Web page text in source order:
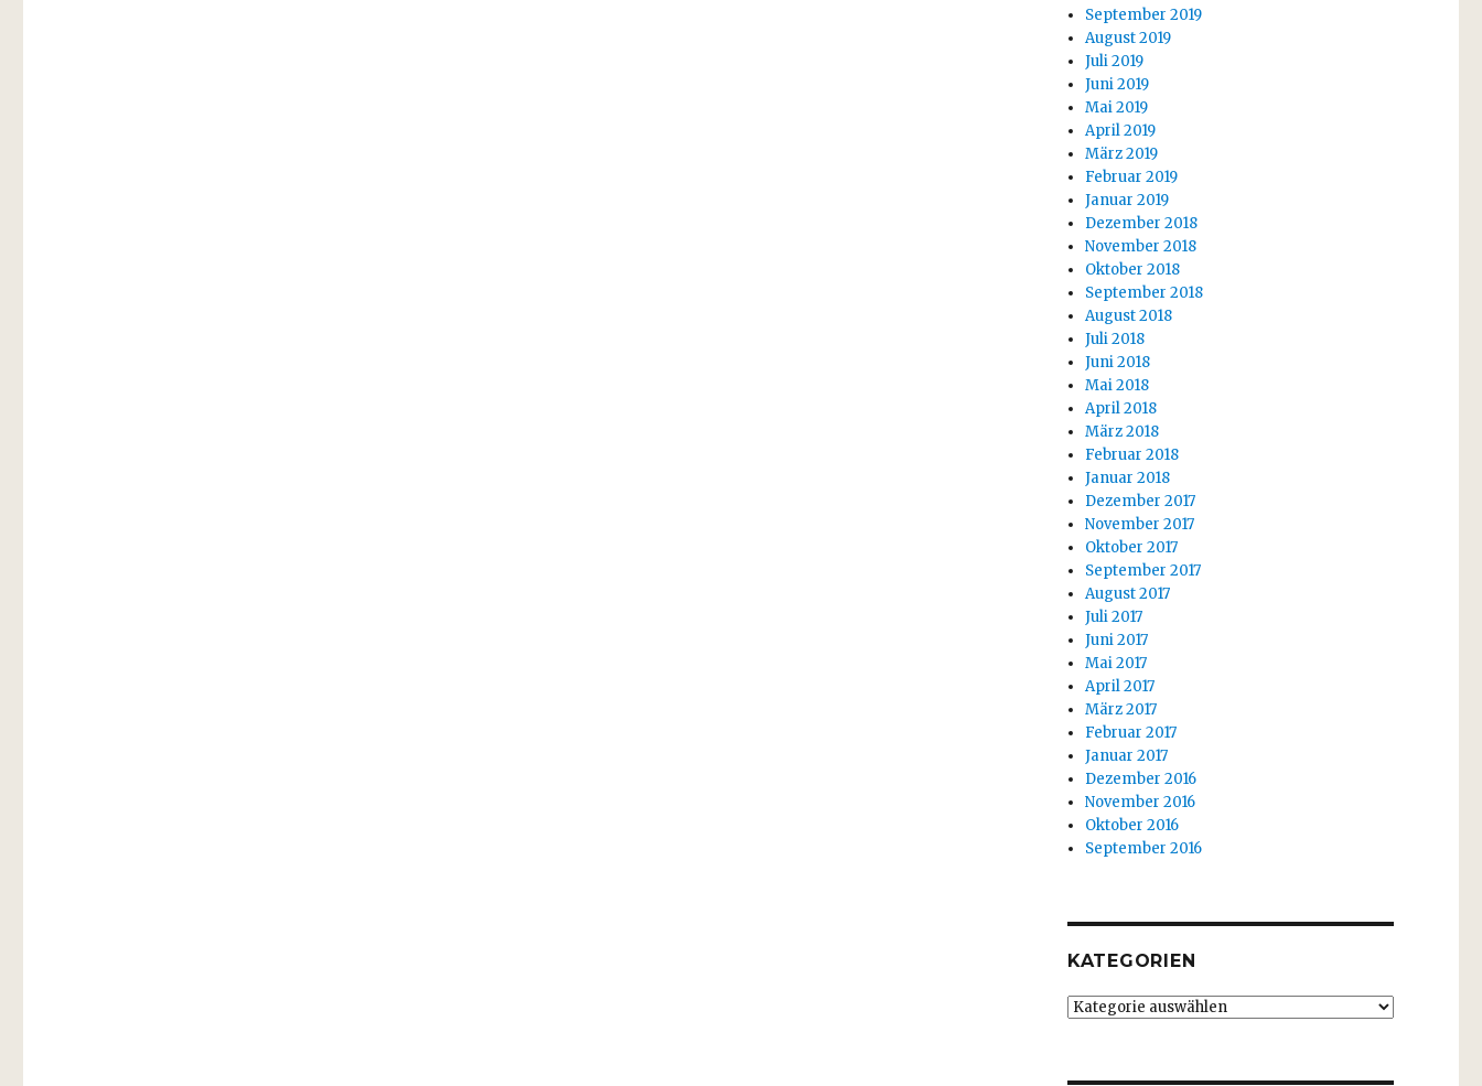
September 2019
August 2019
Juli 2019
Juni 2019
Mai 2019
April 2019
März 2019
Februar 2019
Januar 2019
Dezember 2018
November 2018
Oktober 2018
September 2018
August 2018
Juli 2018
Juni 2018
Mai 2018
April 2018
März 2018
Februar 2018
Januar 2018
Dezember 2017
November 2017
Oktober 2017
September 2017
August 2017
Juli 2017
Juni 2017
Mai 2017
April 2017
März 2017
Februar 2017
Januar 2017
Dezember 2016
November 2016
Oktober 2016
September 2016
KATEGORIEN
Kategorien